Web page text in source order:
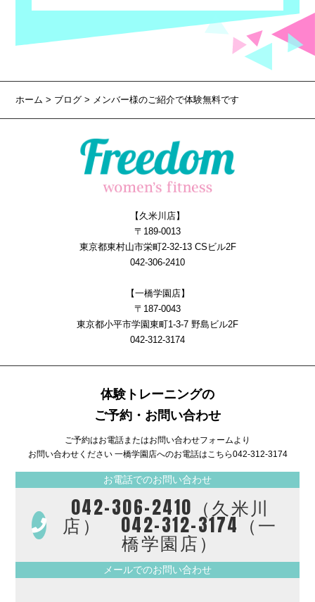
ホーム> ブログ > メンバー様のご紹介で体験無料です
【久米川店】
〒189-0013
東京都東村山市栄町2-32-13 CSビル2F
042-306-2410
【一橋学園店】
〒187-0043
東京都小平市学園東町1-3-7 野島ビル2F
042-312-3174
体験トレーニングの
ご予約・お問い合わせ
ご予約はお電話またはお問い合わせフォームより
お問い合わせください 一橋学園店へのお電話はこちら042-312-3174
お電話でのお問い合わせ
042-306-2410（久米川
店） 042-312-3174（一
橋学園店）
メールでのお問い合わせ